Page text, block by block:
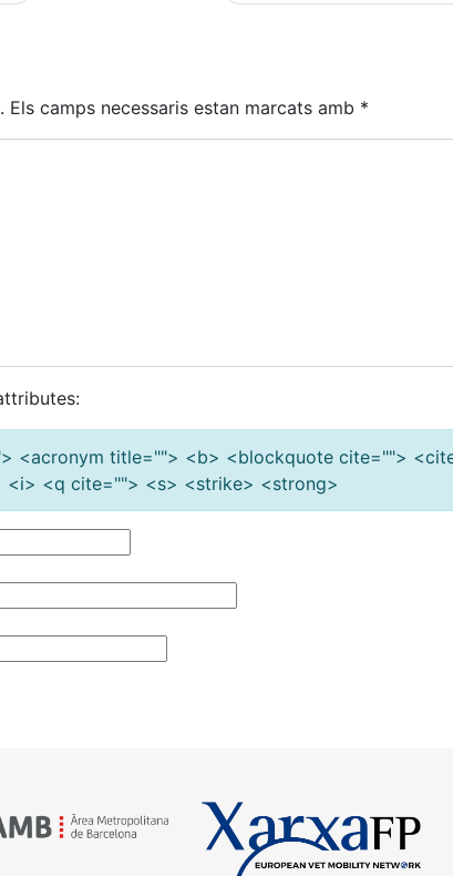
Els camps necessaris estan marcats amb *
<acronym title=""> <b> <blockquote cite="">
<q cite=""> <s> <strike> <strong>